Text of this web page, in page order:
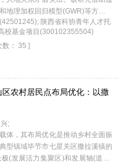
地理加权回归模型(GWR)等方法，
律，揭示其交互作用机理。结果表
往中心城区集聚的特征，98%区
4 103.06 km
为低强度等级，而70%以上区域自
人地关系交互作用存在明显的时间
积占比的相关程度逐年减轻，而与
仅产水量和气温在70%以上区域对
交互作用均在50%以上区域为负向
经济高质量发展提供决策支持。
陕西省科协青年人才托
校基金项目(300102355504)
数： 35 ]
农村居民点布局优化：以撒
;
体，其布局优化是推动乡村全面振
型镇域毕节市七星关区撒拉溪镇的
(发展活力集聚区)和发展轴(道路)